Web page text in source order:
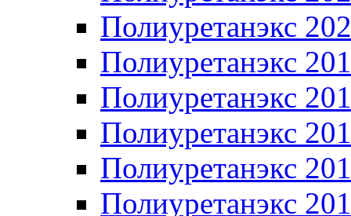
Полиуретанэкс
Полиуретанэкс
Полиуретанэкс
Полиуретанэкс
Полиуретанэкс
Полиуретанэкс